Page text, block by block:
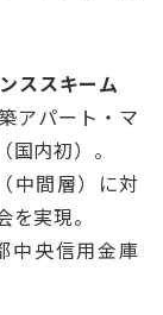
ススキーム
アパート・マ
内初）。
中間層）に対
実現。
中央信用金庫